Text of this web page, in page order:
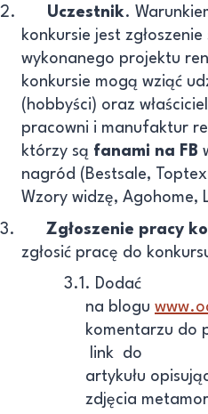
2. Uczestnik.
konkursie jest
wykonanego projektu
konkursie mogą wziąć
(hobbyści) oraz
pracowni i manufaktur
którzy są fanami na FB
nagród (Bestsale,
Wzory widzę, Agohome,
3. Zgłoszenie pracy
zgłosić pracę do
3.1. Dodać
na blogu
komentarzu do
link do
artykułu
zdjęcia